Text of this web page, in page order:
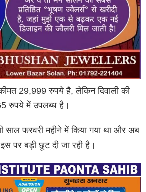
29,999 रुपये है, लेकिन दिवाली की
रुपये में उपलब्ध है।
साल फरवरी महीने में किया गया था और अब
पर बड़ी छूट दी जा रही है।